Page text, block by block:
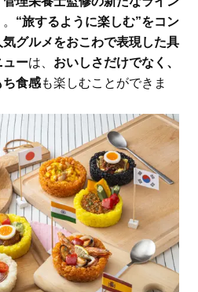
。 “旅するように楽しむ”をコン
グルメをおこわで表現した具
ューは、 おいしさだけでなく、
ち食感も楽しむことができま